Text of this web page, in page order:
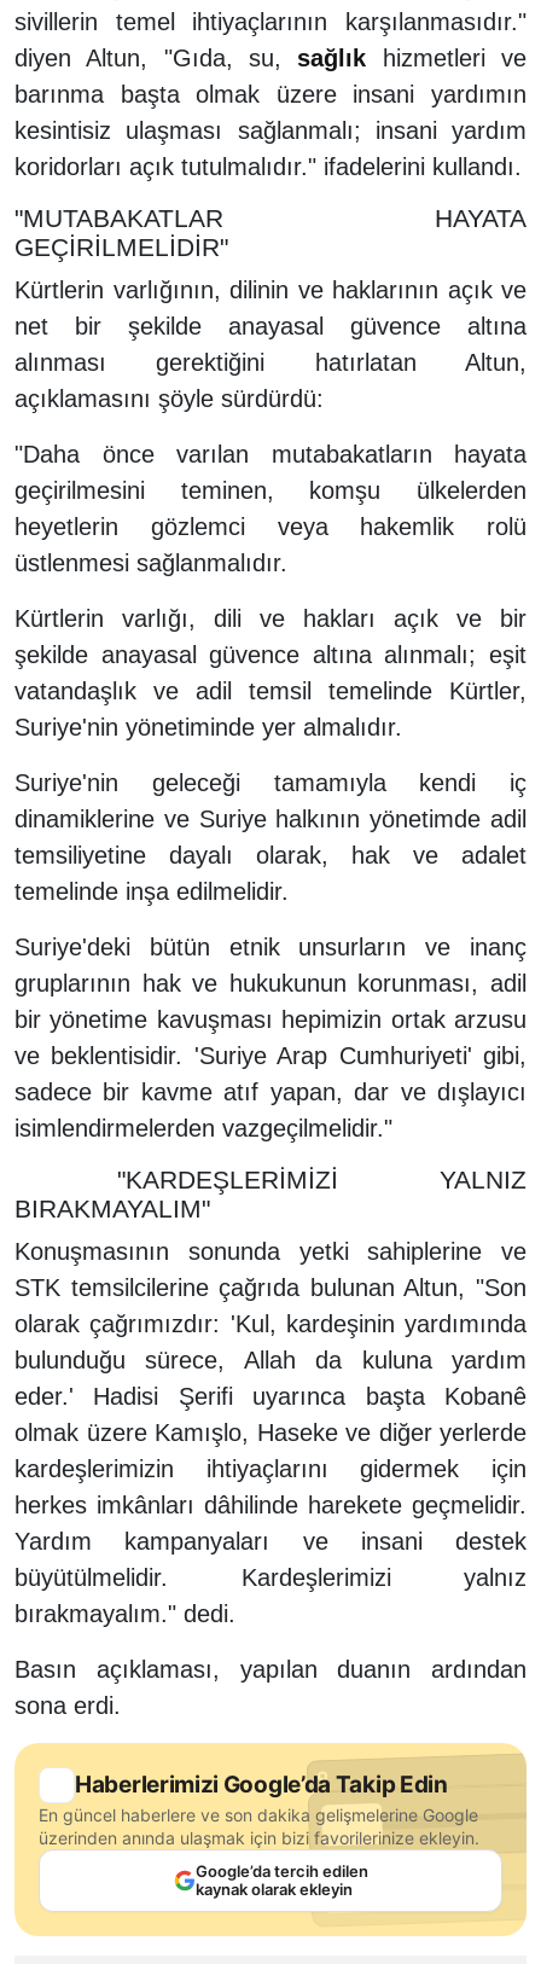
sivillerin temel ihtiyaçlarının karşılanmasıdır."
diyen Altun, "Gıda, su, sağlık hizmetleri ve
barınma başta olmak üzere insani yardımın
kesintisiz ulaşması sağlanmalı; insani yardım
koridorları açık tutulmalıdır." ifadelerini kullandı.
"MUTABAKATLAR HAYATA
GEÇİRİLMELİDİR"
Kürtlerin varlığının, dilinin ve haklarının açık ve
net bir şekilde anayasal güvence altına
alınması gerektiğini hatırlatan Altun,
açıklamasını şöyle sürdürdü:
"Daha önce varılan mutabakatların hayata
geçirilmesini teminen, komşu ülkelerden
heyetlerin gözlemci veya hakemlik rolü
üstlenmesi sağlanmalıdır.
Kürtlerin varlığı, dili ve hakları açık ve bir
şekilde anayasal güvence altına alınmalı; eşit
vatandaşlık ve adil temsil temelinde Kürtler,
Suriye'nin yönetiminde yer almalıdır.
Suriye'nin geleceği tamamıyla kendi iç
dinamiklerine ve Suriye halkının yönetimde adil
temsiliyetine dayalı olarak, hak ve adalet
temelinde inşa edilmelidir.
Suriye'deki bütün etnik unsurların ve inanç
gruplarının hak ve hukukunun korunması, adil
bir yönetime kavuşması hepimizin ortak arzusu
ve beklentisidir. 'Suriye Arap Cumhuriyeti' gibi,
sadece bir kavme atıf yapan, dar ve dışlayıcı
isimlendirmelerden vazgeçilmelidir."
"KARDEŞLERİMİZİ YALNIZ
BIRAKMAYALIM"
Konuşmasının sonunda yetki sahiplerine ve
STK temsilcilerine çağrıda bulunan Altun, "Son
olarak çağrımızdır: 'Kul, kardeşinin yardımında
bulunduğu sürece, Allah da kuluna yardım
eder.' Hadisi Şerifi uyarınca başta Kobanê
olmak üzere Kamışlo, Haseke ve diğer yerlerde
kardeşlerimizin ihtiyaçlarını gidermek için
herkes imkânları dâhilinde harekete geçmelidir.
Yardım kampanyaları ve insani destek
büyütülmelidir. Kardeşlerimizi yalnız
bırakmayalım." dedi.
Basın açıklaması, yapılan duanın ardından
sona erdi.
Haberlerimizi Google’da Takip Edin
En güncel haberlere ve son dakika gelişmelerine Google
üzerinden anında ulaşmak için bizi favorilerinize ekleyin.
Google’da tercih edilen
kaynak olarak ekleyin